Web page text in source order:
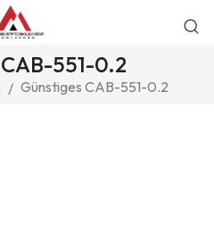
551-0.2
/ Günstiges CAB-551-0.2